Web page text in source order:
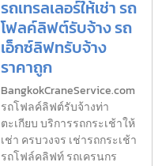
รถเทรลเลอร์ให้เช่า รถ
โฟลค์ลิฟต์รับจ้าง รถ
เอ็กซ์ลิฟทรับจ้าง
ราคาถูก
BangkokCraneService.com
รถโฟลค์ลิฟต์รับจ้างท่า
ตะเกียบ บริการรถกระเช้าให้
เช่า ครบวงจร เช่ารถกระเช้า
รถโฟล์คลิฟท์ รถเครนกร